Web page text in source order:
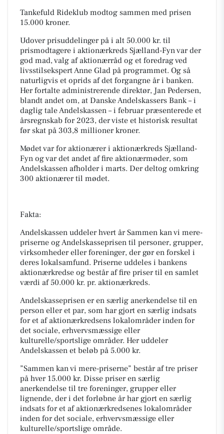
Tankefuld Rideklub modtog sammen med prisen
15.000 kroner.
Udover prisuddelinger på i alt 50.000 kr. til
prismodtagere i aktionærkreds Sjælland-Fyn var der
god mad, valg af aktionærråd og et foredrag ved
livsstilsekspert Anne Glad på programmet. Og så
naturligvis et oprids af det forgangne år i banken.
Her fortalte administrerende direktør, Jan Pedersen,
blandt andet om, at Danske Andelskassers Bank – i
daglig tale Andelskassen – i februar præsenterede et
årsregnskab for 2023, der viste et historisk resultat
før skat på 303,8 millioner kroner.
Mødet var for aktionærer i aktionærkreds Sjælland-
Fyn og var det andet af fire aktionærmøder, som
Andelskassen afholder i marts. Der deltog omkring
300 aktionærer til mødet.
Fakta:
Andelskassen uddeler hvert år Sammen kan vi mere-
priserne og Andelskasseprisen til personer, grupper,
virksomheder eller foreninger, der gør en forskel i
deres lokalsamfund. Priserne uddeles i bankens
aktionærkredse og består af fire priser til en samlet
værdi af 50.000 kr. pr. aktionærkreds.
Andelskasseprisen er en særlig anerkendelse til en
person eller et par, som har gjort en særlig indsats
for et af aktionærkredsens lokalområder inden for
det sociale, erhvervsmæssige eller
kulturelle/sportslige områder. Her uddeler
Andelskassen et beløb på 5.000 kr.
”Sammen kan vi mere-priserne” består af tre priser
på hver 15.000 kr. Disse priser en særlig
anerkendelse til tre foreninger, grupper eller
lignende, der i det forløbne år har gjort en særlig
indsats for et af aktionærkredsenes lokalområder
inden for det sociale, erhvervsmæssige eller
kulturelle/sportslige område.